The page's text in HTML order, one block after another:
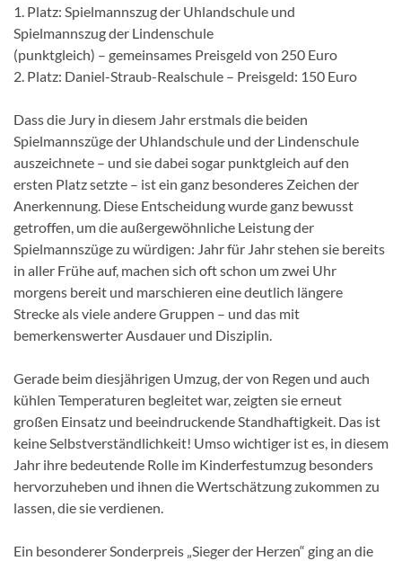
1. Platz: Spielmannszug der Uhlandschule und
Spielmannszug der Lindenschule
(punktgleich) – gemeinsames Preisgeld von 250 Euro
2. Platz: Daniel-Straub-Realschule – Preisgeld: 150 Euro
Dass die Jury in diesem Jahr erstmals die beiden
Spielmannszüge der Uhlandschule und der Lindenschule
auszeichnete – und sie dabei sogar punktgleich auf den
ersten Platz setzte – ist ein ganz besonderes Zeichen der
Anerkennung. Diese Entscheidung wurde ganz bewusst
getroffen, um die außergewöhnliche Leistung der
Spielmannszüge zu würdigen: Jahr für Jahr stehen sie bereits
in aller Frühe auf, machen sich oft schon um zwei Uhr
morgens bereit und marschieren eine deutlich längere
Strecke als viele andere Gruppen – und das mit
bemerkenswerter Ausdauer und Disziplin.
Gerade beim diesjährigen Umzug, der von Regen und auch
kühlen Temperaturen begleitet war, zeigten sie erneut
großen Einsatz und beeindruckende Standhaftigkeit. Das ist
keine Selbstverständlichkeit! Umso wichtiger ist es, in diesem
Jahr ihre bedeutende Rolle im Kinderfestumzug besonders
hervorzuheben und ihnen die Wertschätzung zukommen zu
lassen, die sie verdienen.
Ein besonderer Sonderpreis „Sieger der Herzen“ ging an die